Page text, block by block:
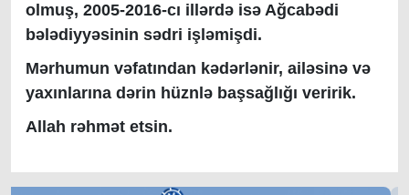
olmuş, 2005-2016-cı illərdə isə Ağcabədi
bələdiyyəsinin sədri işləmişdi.
Mərhumun vəfatından kədərlənir, ailəsinə və
yaxınlarına dərin hüznlə başsağlığı veririk.
Allah rəhmət etsin.